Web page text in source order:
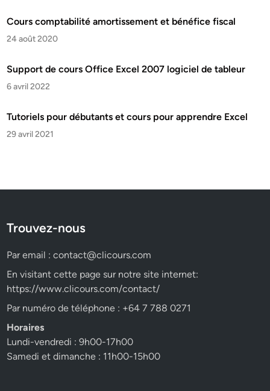
Cours comptabilité amortissement et bénéfice fiscal
24 août 2020
Support de cours Office Excel 2007 logiciel de tableur
6 avril 2022
Tutoriels pour débutants et cours pour apprendre Excel
29 avril 2021
Trouvez-nous
Par email :contact@clicours.com
En visitant cette page sur notre site internet:
https://www.clicours.com/contact/
Par numéro de téléphone : +64 7 788 0271
Horaires
Lundi-vendredi : 9h00-17h00
Samedi et dimanche : 11h00-15h00